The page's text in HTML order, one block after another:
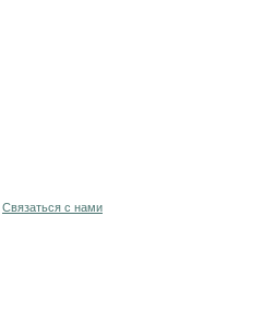
Связаться с нами